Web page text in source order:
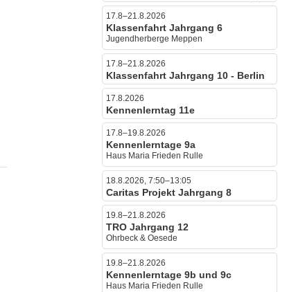
17.8–21.8.2026
Klassenfahrt Jahrgang 6
Jugendherberge Meppen
17.8–21.8.2026
Klassenfahrt Jahrgang 10 - Berlin
17.8.2026
Kennenlerntag 11e
17.8–19.8.2026
Kennenlerntage 9a
Haus Maria Frieden Rulle
18.8.2026, 7:50–13:05
Caritas Projekt Jahrgang 8
19.8–21.8.2026
TRO Jahrgang 12
Ohrbeck & Oesede
19.8–21.8.2026
Kennenlerntage 9b und 9c
Haus Maria Frieden Rulle